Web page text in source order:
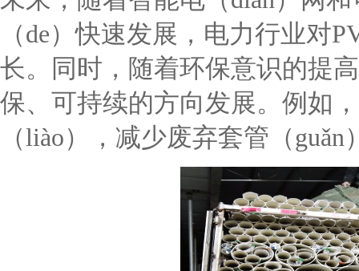
（de）快速发展，电力行业对
长。同时，随着环保意识的提
保、可持续的方向发展。例如
（liào），减少废弃套管（